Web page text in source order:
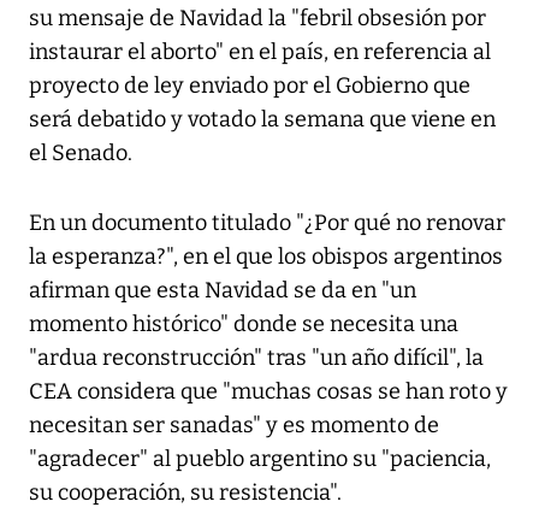
su mensaje de Navidad la "febril obsesión por
instaurar el aborto" en el país, en referencia al
proyecto de ley enviado por el Gobierno que
será debatido y votado la semana que viene en
el Senado.
En un documento titulado "¿Por qué no renovar
la esperanza?", en el que los obispos argentinos
afirman que esta Navidad se da en "un
momento histórico" donde se necesita una
"ardua reconstrucción" tras "un año difícil", la
CEA considera que "muchas cosas se han roto y
necesitan ser sanadas" y es momento de
"agradecer" al pueblo argentino su "paciencia,
su cooperación, su resistencia".